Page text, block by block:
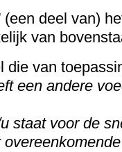
(een deel van)
van
die van
een andere
staat voor de